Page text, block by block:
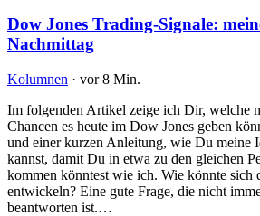
Dow Jones Trading-Signale:
Nachmittag
Kolumnen · vor 8 Min.
Im folgenden Artikel zeige ich Dir, welche
Chancen es heute im Dow Jones geben
und einer kurzen Anleitung, wie Du meine
kannst, damit Du in etwa zu den gleichen
kommen könntest wie ich. Wie könnte sich
entwickeln? Eine gute Frage, die nicht
beantworten ist.…